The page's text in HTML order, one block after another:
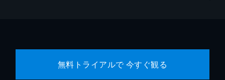
無料トライアルで 今すぐ観る